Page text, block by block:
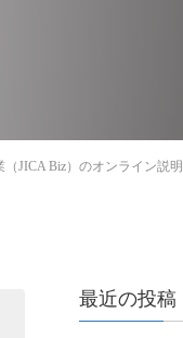
（JICA Biz）のオンライン説
最近の投稿